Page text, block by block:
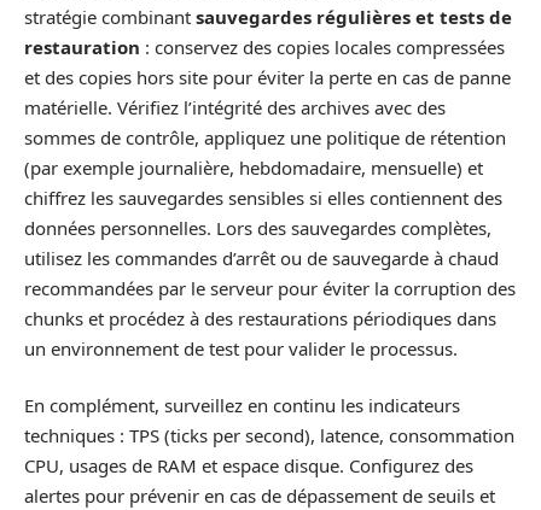
stratégie combinant sauvegardes régulières et tests de
restauration : conservez des copies locales compressées
et des copies hors site pour éviter la perte en cas de panne
matérielle. Vérifiez l’intégrité des archives avec des
sommes de contrôle, appliquez une politique de rétention
(par exemple journalière, hebdomadaire, mensuelle) et
chiffrez les sauvegardes sensibles si elles contiennent des
données personnelles. Lors des sauvegardes complètes,
utilisez les commandes d’arrêt ou de sauvegarde à chaud
recommandées par le serveur pour éviter la corruption des
chunks et procédez à des restaurations périodiques dans
un environnement de test pour valider le processus.
En complément, surveillez en continu les indicateurs
techniques : TPS (ticks per second), latence, consommation
CPU, usages de RAM et espace disque. Configurez des
alertes pour prévenir en cas de dépassement de seuils et